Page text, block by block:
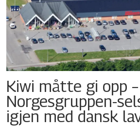
Kiwi måtte gi opp
Norgesgruppen-
igjen med dansk